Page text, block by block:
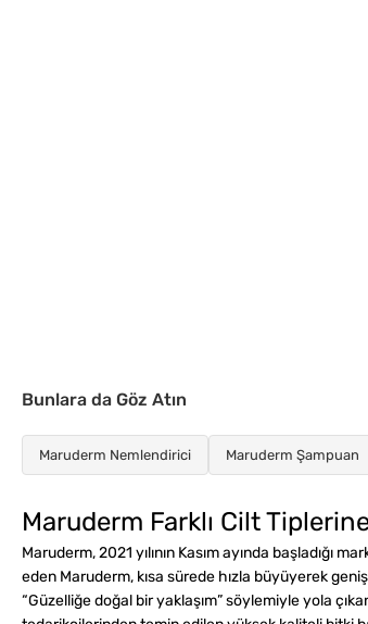
Bunlara da Göz Atın
Maruderm Nemlendirici Maruderm Şampuan
Maruderm Farklı Cilt
Maruderm, 2021 yılının Kasım ayında
eden Maruderm, kısa sürede hızla büyüyerek
“Güzelliğe doğal bir yaklaşım” söylemiyle yola